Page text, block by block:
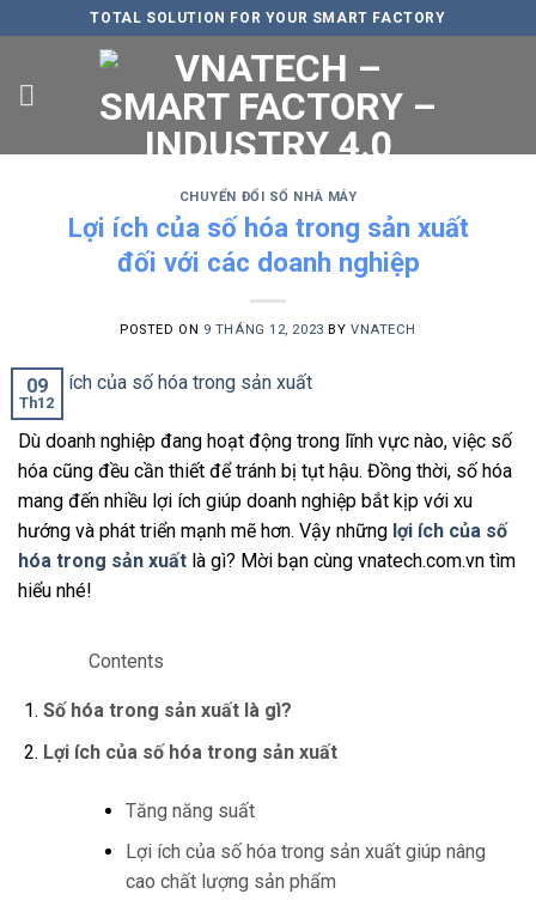
to
TOTAL SOLUTION FOR YOUR SMART FACTORY
CHUYỂN ĐỔI SỐ NHÀ MÁY
Lợi ích của số hóa trong sản xuất
đối với các doanh nghiệp
POSTED ON 9 THÁNG 12, 2023 BY VNATECH
09
Th12
Dù doanh nghiệp đang hoạt động trong lĩnh vực nào, việc số
hóa cũng đều cần thiết để tránh bị tụt hậu. Đồng thời, số hóa
mang đến nhiều lợi ích giúp doanh nghiệp bắt kịp với xu
hướng và phát triển mạnh mẽ hơn. Vậy những lợi ích của số
hóa trong sản xuất là gì? Mời bạn cùng vnatech.com.vn tìm
hiểu nhé!
Contents
Số hóa trong sản xuất là gì?
Lợi ích của số hóa trong sản xuất
Tăng năng suất
Lợi ích của số hóa trong sản xuất giúp nâng
cao chất lượng sản phẩm